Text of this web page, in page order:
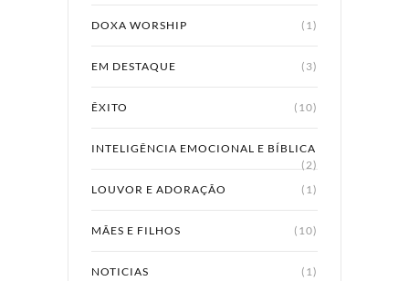
DOXA WORSHIP (1)
EM DESTAQUE (3)
ÊXITO (10)
INTELIGÊNCIA EMOCIONAL E BÍBLICA
(2)
LOUVOR E ADORAÇÃO
(1)
MÃES E FILHOS (10)
NOTICIAS (1)